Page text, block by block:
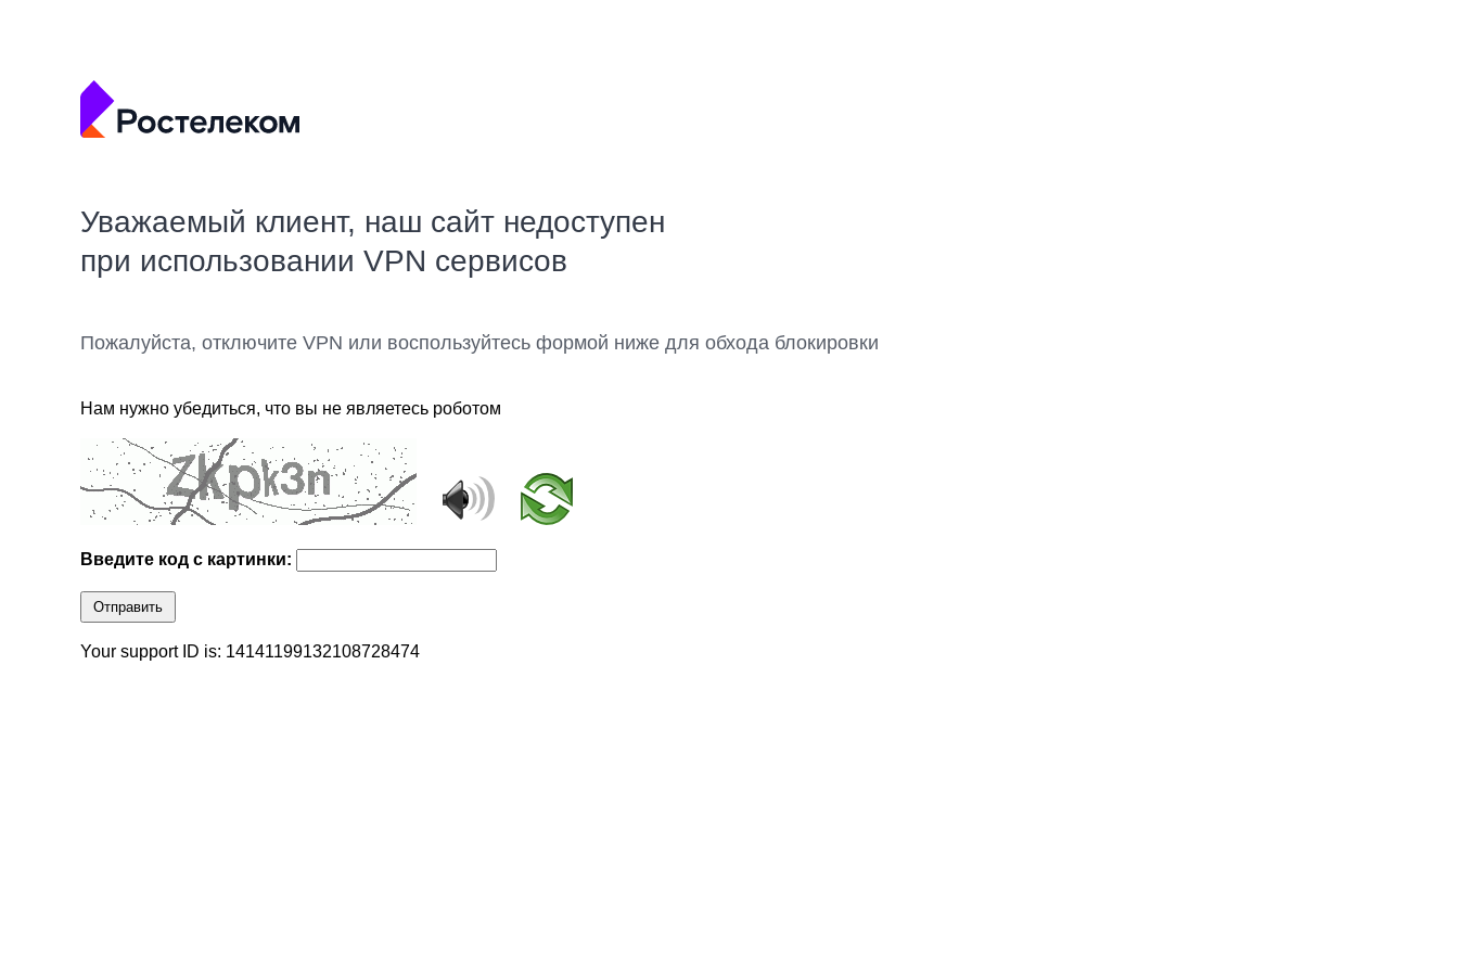
Уважаемый клиент, наш сайт недоступен
при использовании VPN сервисов
Пожалуйста, отключите VPN или воспользуйтесь формой ниже для обхода блокировки
Нам нужно убедиться, что вы не являетесь роботом
Введите код с картинки:
Отправить
Your support ID is: 14141199132108728474